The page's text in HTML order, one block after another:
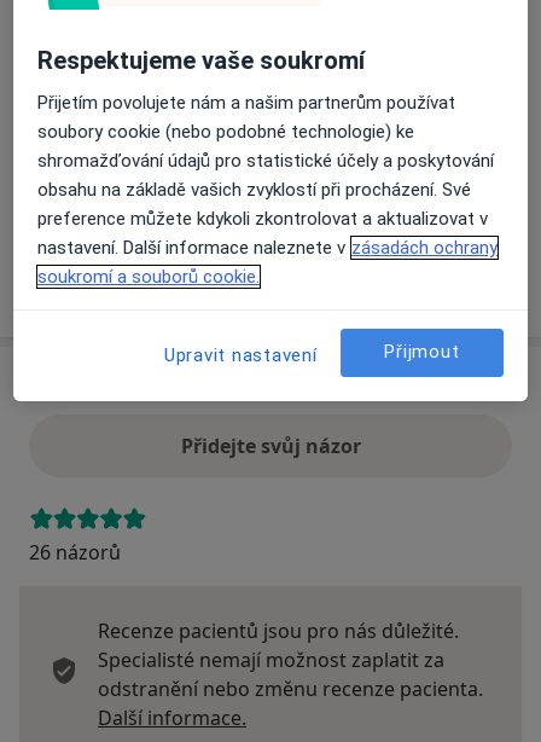
Dostupnost
Na této adrese online kalendář není aktivní
Co mám v takové situaci udělat?
Způsoby platby (soukromé návštěvy)
Na teto adrese lékař přijímá pacienty na pojišťovnu
Detaily
Více
Přidejte svůj názor
26 názorů
Recenze pacientů jsou pro nás důležité.
Specialisté nemají možnost zaplatit za
odstranění nebo změnu recenze pacienta.
Další informace.
Respektujeme vaše soukromí
Přijetím povolujete nám a našim partnerům používat
soubory cookie (nebo podobné technologie) ke
shromažďování údajů pro statistické účely a poskytování
obsahu na základě vašich zvyklostí při procházení. Své
preference můžete kdykoli zkontrolovat a aktualizovat v
nastavení. Další informace naleznete v zásadách ochrany
soukromí a souborů cookie.
Upravit nastavení Přijmout